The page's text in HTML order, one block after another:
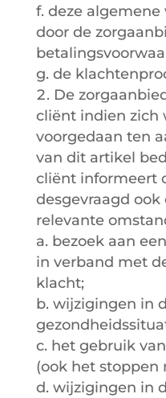
f. deze
door de
g. de
De
cliënt indien zich
voorgedaan ten
van dit artikel
cliënt informeert
desgevraagd ook
relevante
a. bezoek aan
in verband met
klacht;
b. wijzigingen in
c. het gebruik
(ook het stoppen
d. wijzigingen in